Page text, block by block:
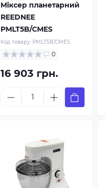
Міксер планетарний
REEDNEE
PMLT5B/CMES
Код товару: PMLT5B/CMES
0
16 903 грн.